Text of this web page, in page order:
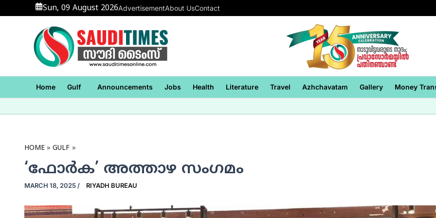
to
Sun, 09 August 2026AdvertisementAbout UsContact
Home Gulf Announcements Jobs Health Literature Travel Azhchavatam Gallery Money
HOME GULF
‘ഫോര്‍ക’ അത്താഴ സംഗമം
MARCH 18, 2025 / RIYADH BUREAU